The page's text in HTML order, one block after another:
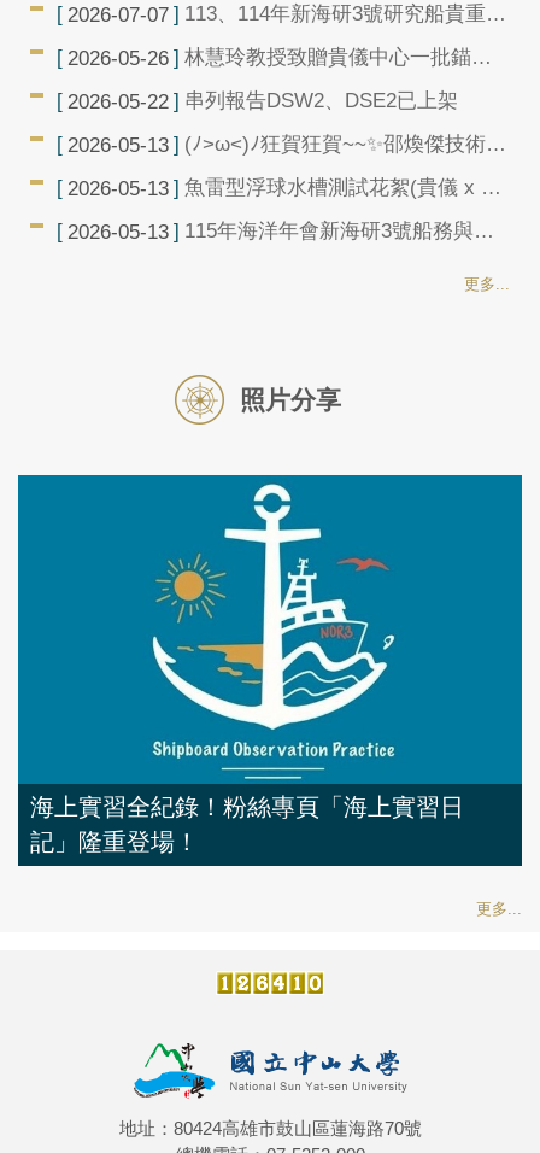
2026-07-07
113、114年新海研3號研究船貴重儀
器使用中心補助計畫結案報告已上
架
2026-05-26
林慧玲教授致贈貴儀中心一批錨碇
沉積物收集器收集的樣本
2026-05-22 串列報告DSW2、DSE2已上架
2026-05-13
(ﾉ>ω<)ﾉ狂賀狂賀~~✨邵煥傑技術員
榮獲海洋學會探測貢獻獎 ⁽⁽ଘ( ˙꒳˙
)ଓ⁾⁾
2026-05-13
魚雷型浮球水槽測試花絮(貴儀 x 水
下載具研發中心)
2026-05-13
115年海洋年會新海研3號船務與貴
更多...
照片分享
(ﾉ>ω<)ﾉ狂賀狂賀~~✨邵煥傑技術員榮獲海洋
海上實習全紀錄！粉絲專頁「海上實習日
記」隆重登場！
更多...
地址：80424高雄市鼓山區蓮海路70號